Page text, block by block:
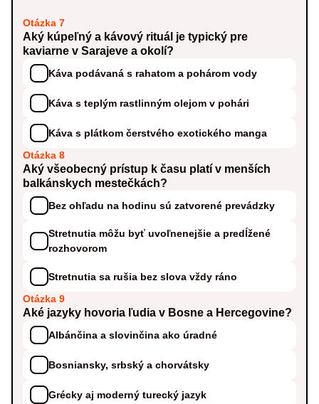
Otázka 7
Aký kúpeľný a kávový rituál je typický pre
kaviarne v Sarajeve a okolí?
Káva podávaná s rahatom a pohárom vody
Káva s teplým rastlinným olejom v pohári
Káva s plátkom čerstvého exotického manga
Otázka 8
Aký všeobecný prístup k času platí v menších
balkánskych mestečkách?
Bez ohľadu na hodinu sú zatvorené prevádzky
Stretnutia môžu byť uvoľnenejšie a predĺžené
rozhovorom
Stretnutia sa rušia bez slova vždy ráno
Otázka 9
Aké jazyky hovoria ľudia v Bosne a Hercegovine?
Albánčina a slovinčina ako úradné
Bosniansky, srbský a chorvátsky
Grécky aj moderný turecký jazyk